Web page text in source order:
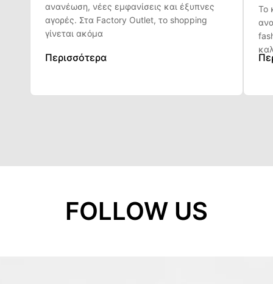
ανανέωση, νέες εμφανίσεις και έξυπνες
αγορές. Στα Factory Outlet, το shopping
γίνεται ακόμα
Περισσότερα
Το
FOLLOW US